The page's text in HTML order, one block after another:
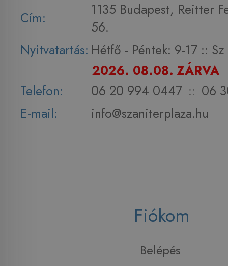
Cím:
1135 Budapest, Reitter
56.
Nyitvatartás: Hétfő - Péntek: 9-17 :: Sz
2026. 08.08. ZÁRVA
Telefon:
06 20 994 0447 :: 06
E-mail:
info@szaniterplaza.hu
Fiókom
Belépés